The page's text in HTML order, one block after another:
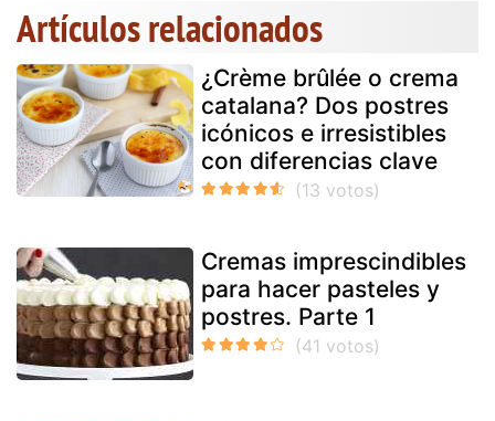
Artículos relacionados
¿Crème brûlée o crema
catalana? Dos postres
icónicos e irresistibles
con diferencias clave
Cremas imprescindibles
para hacer pasteles y
postres. Parte 1